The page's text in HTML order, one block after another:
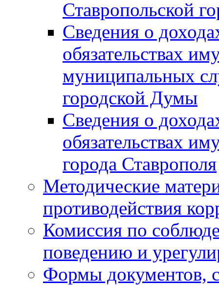
Ставропольской
Сведения о
обязательствах
муниципальных
городской Думы
Сведения о
обязательствах
города Ставрополя
Методические
противодействия
Комиссия по
поведению и
Формы документов,